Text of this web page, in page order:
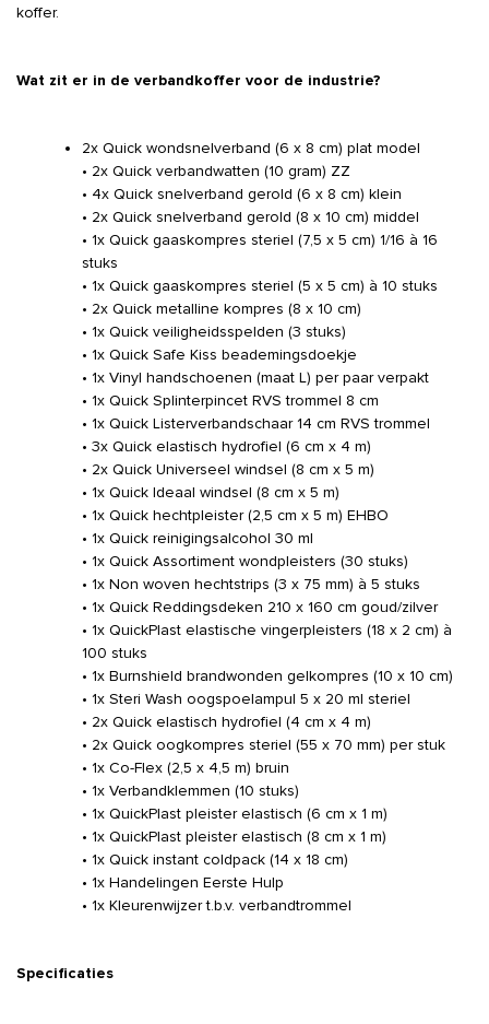
koffer.
Wat zit er in de verbandkoffer voor de industrie?
2x Quick wondsnelverband (6 x 8 cm) plat model
• 2x Quick verbandwatten (10 gram) ZZ
• 4x Quick snelverband gerold (6 x 8 cm) klein
• 2x Quick snelverband gerold (8 x 10 cm) middel
• 1x Quick gaaskompres steriel (7,5 x 5 cm) 1/16 à 16
stuks
• 1x Quick gaaskompres steriel (5 x 5 cm) à 10 stuks
• 2x Quick metalline kompres (8 x 10 cm)
• 1x Quick veiligheidsspelden (3 stuks)
• 1x Quick Safe Kiss beademingsdoekje
• 1x Vinyl handschoenen (maat L) per paar verpakt
• 1x Quick Splinterpincet RVS trommel 8 cm
• 1x Quick Listerverbandschaar 14 cm RVS trommel
• 3x Quick elastisch hydrofiel (6 cm x 4 m)
• 2x Quick Universeel windsel (8 cm x 5 m)
• 1x Quick Ideaal windsel (8 cm x 5 m)
• 1x Quick hechtpleister (2,5 cm x 5 m) EHBO
• 1x Quick reinigingsalcohol 30 ml
• 1x Quick Assortiment wondpleisters (30 stuks)
• 1x Non woven hechtstrips (3 x 75 mm) à 5 stuks
• 1x Quick Reddingsdeken 210 x 160 cm goud/zilver
• 1x QuickPlast elastische vingerpleisters (18 x 2 cm) à
100 stuks
• 1x Burnshield brandwonden gelkompres (10 x 10 cm)
• 1x Steri Wash oogspoelampul 5 x 20 ml steriel
• 2x Quick elastisch hydrofiel (4 cm x 4 m)
• 2x Quick oogkompres steriel (55 x 70 mm) per stuk
• 1x Co-Flex (2,5 x 4,5 m) bruin
• 1x Verbandklemmen (10 stuks)
• 1x QuickPlast pleister elastisch (6 cm x 1 m)
• 1x QuickPlast pleister elastisch (8 cm x 1 m)
• 1x Quick instant coldpack (14 x 18 cm)
• 1x Handelingen Eerste Hulp
• 1x Kleurenwijzer t.b.v. verbandtrommel
Specificaties